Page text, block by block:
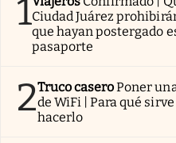
1Ciudad Juárez
que hayan postergado
pasaporte
2Truco caseroPoner
de WiFi | Para qué
hacerlo